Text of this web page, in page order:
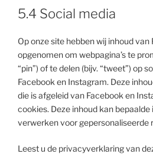
5.4 Social media
Op onze site hebben wij inhoud
opgenomen om webpagina’s te
“pin”) of te delen (bijv. “tweet”) op
Facebook en Instagram. Deze
die is afgeleid van Facebook en
cookies. Deze inhoud kan
verwerken voor gepersonaliseerde
Leest u de privacyverklaring van